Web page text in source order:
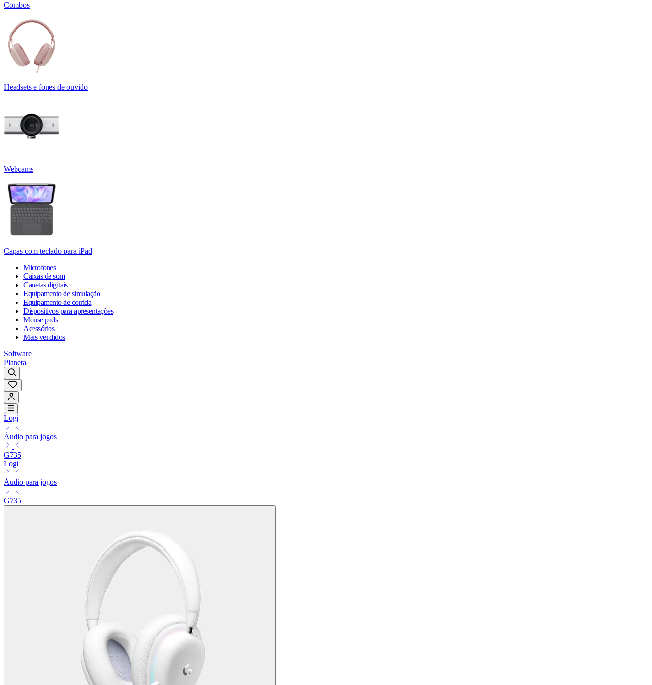
Combos
Headsets e fones de ouvido
Webcams
Capas com teclado para iPad
Microfones
Caixas de som
Canetas digitais
Equipamento de simulação
Equipamento de corrida
Dispositivos para apresentações
Mouse pads
Acessórios
Mais vendidos
Software
Planeta
Logi
Áudio para jogos
G735
Logi
Áudio para jogos
G735